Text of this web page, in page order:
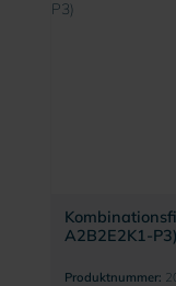
A2B2E2K1-
Produktnummer: